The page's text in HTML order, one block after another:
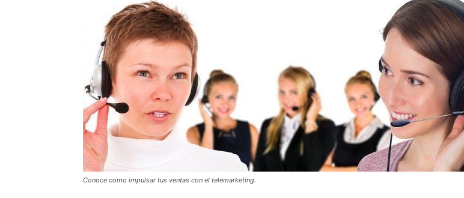
Conoce como impulsar tus ventas con el telemarketing.